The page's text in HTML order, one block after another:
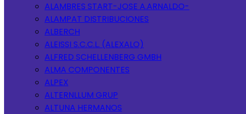
ALAMBRES START-JOSE A.ARNALDO-
ALAMPAT DISTRIBUCIONES
ALBERCH
ALEISSI S.C.C.L. (ALEXALO)
ALFRED SCHELLENBERG GMBH
ALMA COMPONENTES
ALPEX
ALTERNLLUM GRUP
ALTUNA HERMANOS